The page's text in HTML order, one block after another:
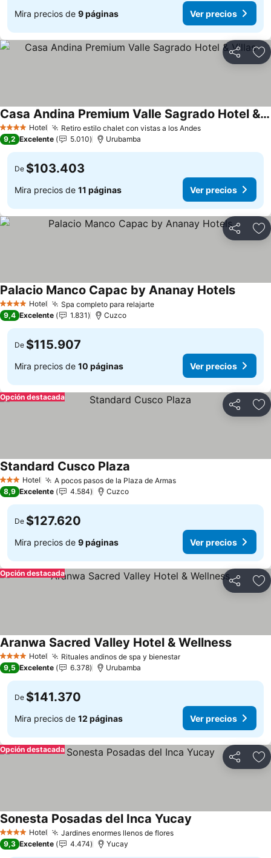
Mira precios de 9 páginas Ver precios
Compartir
4 EstrellasHotel Retiro estilo chalet con vistas a los AndesVer precios
Casa Andina Premium Valle Sagrado Hotel & Villas
Ver precios
9,2 Excelente 5.010 Urubamba
De $103.403
Mira precios de 11 páginas Ver precios
Compartir
4 EstrellasHotel Spa completo para relajarteVer precios
Palacio Manco Capac by Ananay HotelsVer
9,4 Excelente 1.831 Cuzco
De $115.907
Mira precios de 10 páginas Ver precios
Compartir
Opción destacada
3 Estrellas
Hotel A pocos pasos de la Plaza de ArmasVer precios
Standard Cusco Plaza
8,9 Excelente 4.584 Cuzco
De $127.620
Mira precios de 9 páginas Ver precios
Compartir
Opción destacada
4 EstrellasHotel Rituales andinos de spa y bienestarVer precios
Aranwa Sacred Valley Hotel & WellnessVer
9,5 Excelente 6.378 Urubamba
De $141.370
Mira precios de 12 páginas Ver precios
Compartir
Opción destacada
4 EstrellasHotel Jardines enormes llenos de floresVer precios
Sonesta Posadas del Inca Yucay
9,3 Excelente 4.474 Yucay